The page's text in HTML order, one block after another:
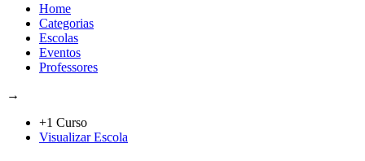
Home
Categorias
Escolas
Eventos
Professores
→
+1 Curso
Visualizar Escola